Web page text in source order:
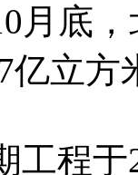
月底
亿立方
程于